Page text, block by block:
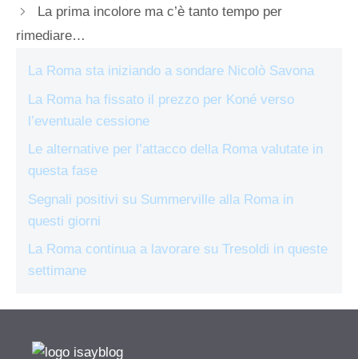
La prima incolore ma c’è tanto tempo per
rimediare…
La Roma sta iniziando a sondare Nicolò Savona
La Roma ha fissato il prezzo per Koné verso
l’eventuale cessione
Le alternative per l’attacco della Roma valutate in
questa fase
Segnali positivi su Summerville alla Roma in
questi giorni
La Roma continua a lavorare su Tresoldi in queste
settimane